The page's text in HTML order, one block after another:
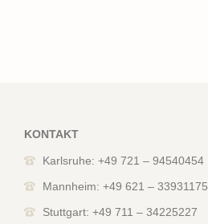
KONTAKT
Karlsruhe: +49 721 – 94540454
Mannheim: +49 621 – 33931175
Stuttgart: +49 711 – 34225227